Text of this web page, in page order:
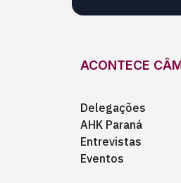
ACONTECE
Delegações
AHK Paraná
Entrevistas
Eventos